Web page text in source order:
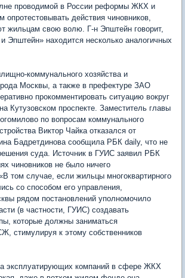
проводимой в России реформы ЖКХ и
опротестовывать действия чиновников,
жильцам свою волю. Г-н Эпштейн говорит,
Эпштейн» находится несколько аналогичных
коммунального хозяйства и
Москвы, а также в префектуре ЗАО
прокомментировать ситуацию вокруг
Кутузовском проспекте. Заместитель главы
по вопросам коммунального
Виктор Чайка отказался от
Бадретдинова сообщила РБК daily, что не
суда. Источник в ГУИС заявил РБК
чиновников не было ничего
том случае, если жильцы многоквартирного
со способом его управления,
рядом постановлений уполномочило
(в частности, ГУИС) создавать
которые должны заниматься
стимулируя к этому собственников
эксплуатирующих компаний в сфере ЖКХ